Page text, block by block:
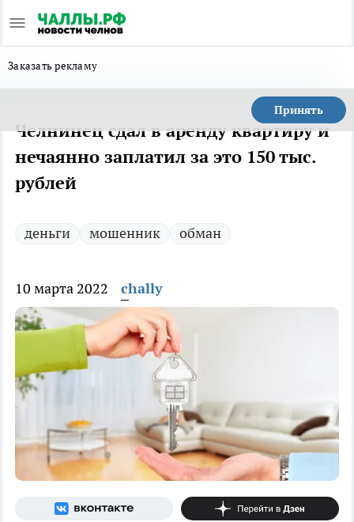
Заказать рекламу
Принять
Челнинец сдал в аренду квартиру и
нечаянно заплатил за это 150 тыс.
рублей
деньги мошенник обман
10 марта 2022 chally